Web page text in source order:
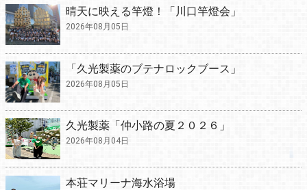
晴天に映える竿燈！「川口竿燈会」
2026年08月05日
「久光製薬のブテナロックブース」
2026年08月05日
久光製薬「仲小路の夏２０２６」
2026年08月04日
本荘マリーナ海水浴場